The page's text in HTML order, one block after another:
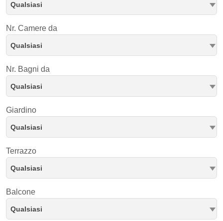
Qualsiasi
Nr. Camere da
Qualsiasi
Nr. Bagni da
Qualsiasi
Giardino
Qualsiasi
Terrazzo
Qualsiasi
Balcone
Qualsiasi